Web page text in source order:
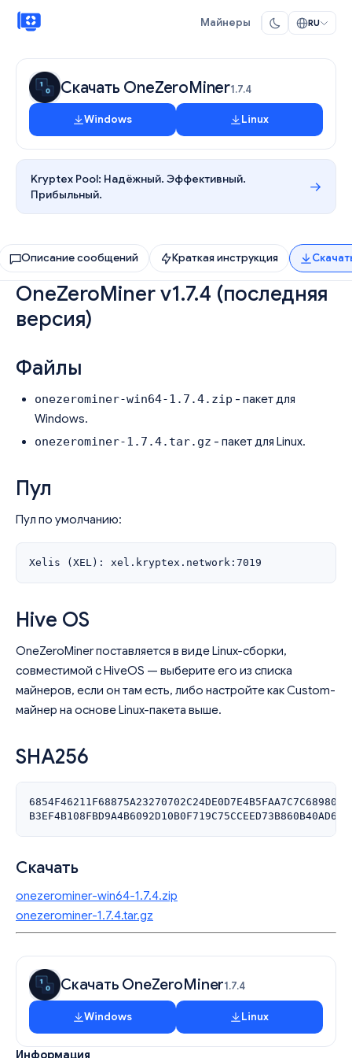
Майнеры RU
Скачать OneZeroMiner1.7.4
Windows Linux
Kryptex Pool: Надёжный. Эффективный.
Прибыльный.
Описание сообщений Краткая инструкция
Информация
OneZeroMiner v1.7.4 (последняя
версия)
Файлы
onezerominer-win64-1.7.4.zip - пакет для
Windows.
onezerominer-1.7.4.tar.gz - пакет для Linux.
Пул
Пул по умолчанию:
Hive OS
OneZeroMiner поставляется в виде Linux-сборки,
совместимой с HiveOS — выберите его из списка
майнеров, если он там есть, либо настройте как Custom-
майнер на основе Linux-пакета выше.
SHA256
Скачать
onezerominer-win64-1.7.4.zip
onezerominer-1.7.4.tar.gz
Скачать OneZeroMiner1.7.4
Windows Linux